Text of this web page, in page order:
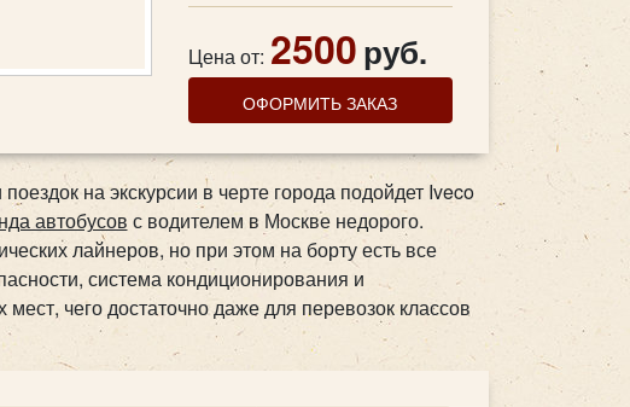
Цена от: 2500руб.
ОФОРМИТЬ ЗАКАЗ
на экскурсии в черте города подойдет Iveco
автобусов с водителем в Москве недорого.
лайнеров, но при этом на борту есть все
система кондиционирования и
чего достаточно даже для перевозок классов